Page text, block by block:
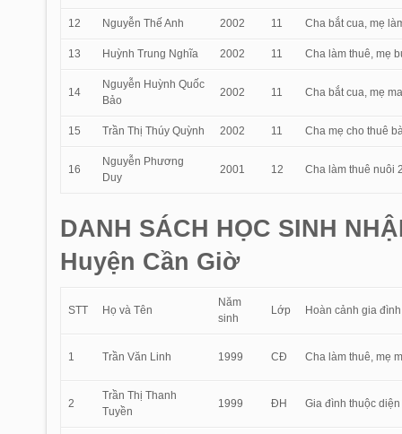
12 Nguyễn Thế Anh 2002 11 Cha bắt cua, mẹ
13 Huỳnh Trung Nghĩa 2002 11 Cha làm thuê, mẹ
14
Nguyễn Huỳnh Quốc
Bảo
2002 11 Cha bắt cua, mẹ
15 Trần Thị Thúy Quỳnh 2002 11 Cha mẹ cho thuê
16
Nguyễn Phương
Duy
2001 12 Cha làm thuê nuôi
DANH SÁCH HỌC SINH
Huyện Cần Giờ
STT Họ và Tên
Năm
sinh
Lớp Hoàn cảnh gia đình
1 Trần Văn Linh 1999 CĐ Cha làm thuê, mẹ
2
Trần Thị Thanh
Tuyền
1999 ĐH Gia đình thuộc